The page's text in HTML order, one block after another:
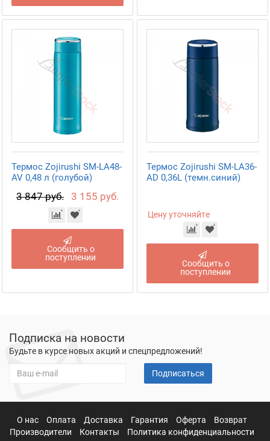
Термос Zojirushi SM-LA48-
AV 0,48 л (голубой)
3 847 руб. 3 155 руб.
Сообщить о
поступлении
Термос Zojirushi SM-LA36-
AD 0,36L (темн.синий)
Цену уточняйте
Сообщить о
поступлении
Подписка на новости
Будьте в курсе новых акций и спецпредложений!
Подписаться
О нас Оплата Доставка Гарантия Оферта
Возврат
Производители
Контакты Политика конфиденциальности